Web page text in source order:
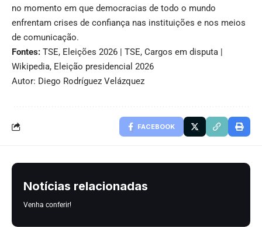
no momento em que democracias de todo o mundo
enfrentam crises de confiança nas instituições e nos meios
de comunicação.
Fontes: TSE, Eleições 2026 | TSE, Cargos em disputa |
Wikipedia, Eleição presidencial 2026
Autor: Diego Rodríguez Velázquez
FACEBOOK
Notícias relacionadas
Venha conferir!